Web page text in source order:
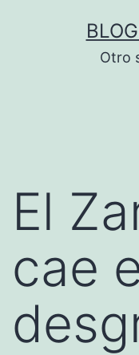
Otro
El
cae